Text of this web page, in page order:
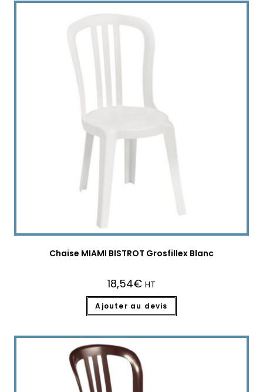
Chaise MIAMI BISTROT Grosfillex Blanc
18,54€ HT
Ajouter au devis